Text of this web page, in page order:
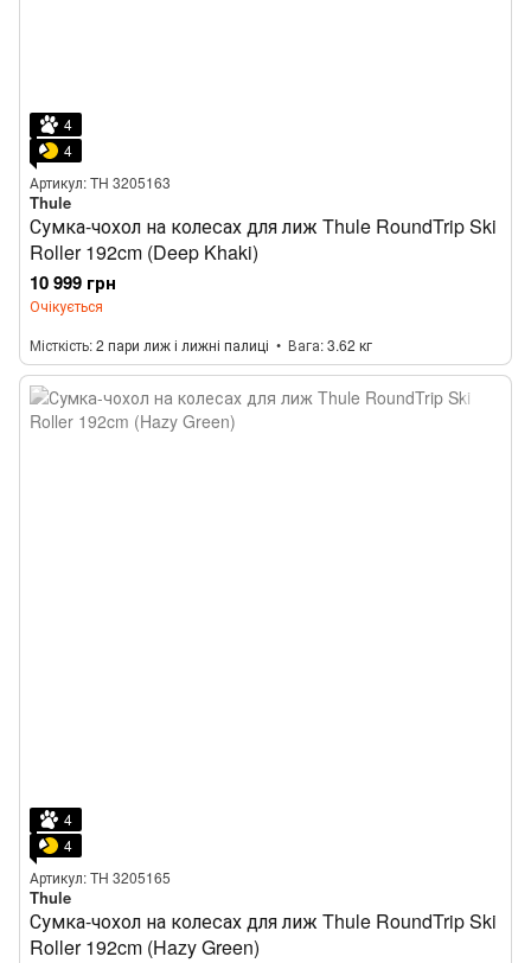
4
4
Артикул: TH 3205163
Thule
Сумка-чохол на колесах для лиж Thule RoundTrip Ski
Roller 192cm (Deep Khaki)
10 999 грн
Очікується
Місткість 2 пари лиж і лижні палиці Вага 3.62 кг
4
4
Артикул: TH 3205165
Thule
Сумка-чохол на колесах для лиж Thule RoundTrip Ski
Roller 192cm (Hazy Green)